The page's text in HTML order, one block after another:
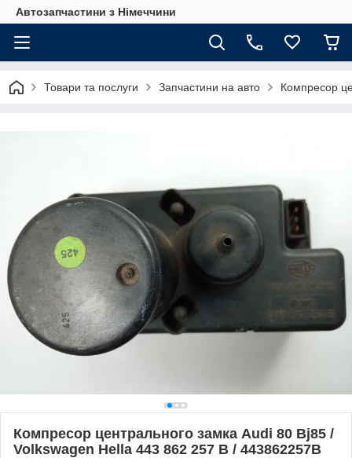
Автозапчастини з Німеччини
Товари та послуги Запчастини на авто Компресор
Компресор центрального замка Audi 80 Bj85 /
Volkswagen Hella 443 862 257 B / 443862257B